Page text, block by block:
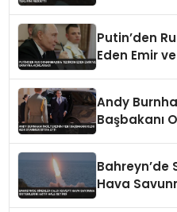
Putin’den
Eden Emir
Andy
Başbakanı
Bahreyn’de
Hava